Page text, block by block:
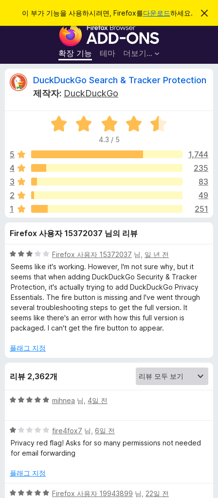
이 부가 기능을 사용하시려면, Firefox를다운로드하세요.
이
림
F
r
e
x
라
우
저
부
기
능
확장 기능 테마 더보기…
로그인
D
k
D
u
c
k
G
o
S
e
r
h
&
T
DuckDuckGo Search & Tracker Protection
제작자: DuckDuckGo
5
점
점
4
3
4.3 / 5
5
1,744
4
235
3
83
2
49
1
251
Firefox 사용자 15372037 님의 리뷰
5
점
만
점
에
3
점
Firefox 사용자 15372037 님, 일 년 전
Seems like it's working. However, I'm not sure why, but it
seems that when adding DuckDuckGo Security & Tracker
Protection, it's actually trying to add DuckDuckGo Privacy
Essentials. The fire button is missing and I've went through
several troubleshooting steps to get the full version. It
seems like there's an error with how this full version is
packaged. I can't get the fire button to appear.
플래그 지정
리뷰 2,362개
5
점
에
5
mihnea 님, 4일 전
5
점
만
에
점
fire4fox7 님, 6일 전
Privacy red flag! Asks for so many permissions not needed
for email forwarding
플래그 지정
5
Firefox 사용자 19943899 님, 22일 전